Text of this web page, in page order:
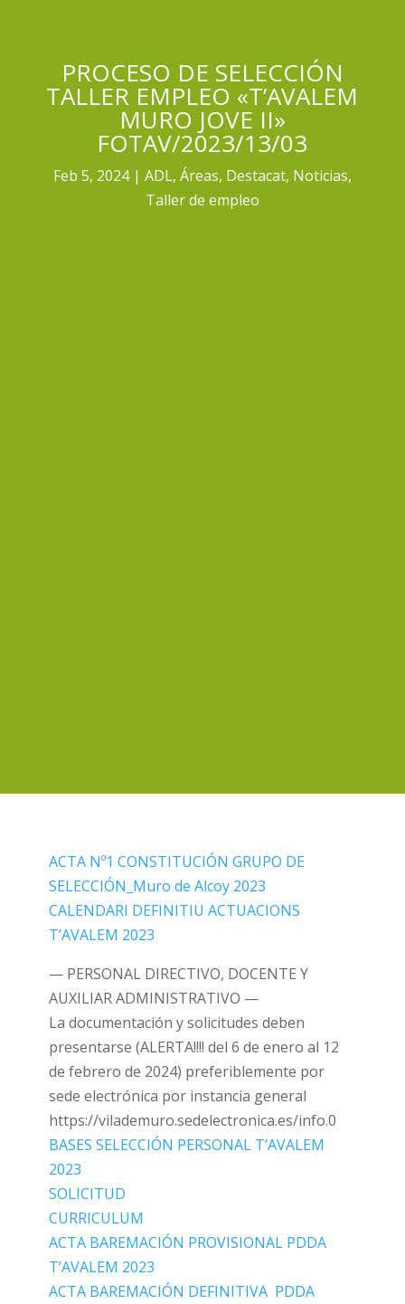
PROCESO DE SELECCIÓN
TALLER EMPLEO «T’AVALEM
MURO JOVE II»
FOTAV/2023/13/03
Feb 5, 2024 ADL, Áreas, Destacat, Noticias,
Taller de empleo
ACTA Nº1 CONSTITUCIÓN GRUPO DE
SELECCIÓN_Muro de Alcoy 2023
CALENDARI DEFINITIU ACTUACIONS
T’AVALEM 2023
— PERSONAL DIRECTIVO, DOCENTE Y
AUXILIAR ADMINISTRATIVO —
La documentación y solicitudes deben
presentarse (ALERTA!!!! del 6 de enero al 12
de febrero de 2024) preferiblemente por
sede electrónica por instancia general
https://vilademuro.sedelectronica.es/info.0
BASES SELECCIÓN PERSONAL T’AVALEM
2023
SOLICITUD
CURRICULUM
ACTA BAREMACIÓN PROVISIONAL PDDA
T’AVALEM 2023
ACTA BAREMACIÓN DEFINITIVA PDDA